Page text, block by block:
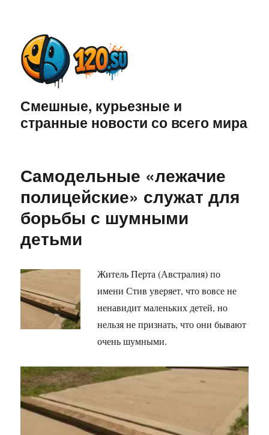
Смешные, курьезные и
странные новости со всего мира
Самодельные «лежачие
полицейские» служат для
борьбы с шумными
детьми
Житель Перта (Австралия) по
имени Стив уверяет, что вовсе не
ненавидит маленьких детей, но
нельзя не признать, что они бывают
очень шумными.